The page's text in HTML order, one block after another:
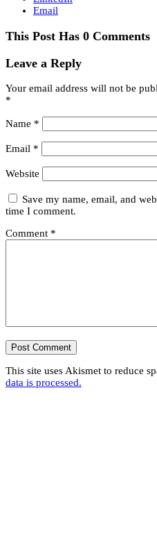
Email
This Post Has 0 Comments
Leave a Reply
Your email address will not be
*
Name *
Email *
Website
Save my name, email, and
time I comment.
Comment *
This site uses Akismet to reduce
data is processed.